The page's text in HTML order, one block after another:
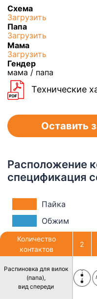
Схема
Загрузить
Папа
Загрузить
Мама
Загрузить
Гендер
мама / папа
Технические
Оставить
Расположение
спецификация
Пайка
Обжим
Количество
контактов
Распиновка для вилок
(папа),
вид спереди
2